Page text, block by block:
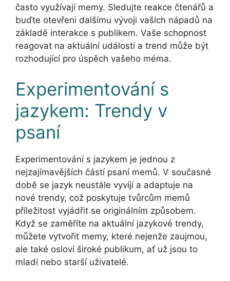
často využívají memy. Sledujte reakce čtenářů a
buďte otevřeni dalšímu vývoji vašich nápadů na
základě interakce s publikem. Vaše schopnost
reagovat na aktuální události a trend může být
rozhodující pro úspěch vašeho méma.
Experimentování s
jazykem: Trendy v
psaní
Experimentování s jazykem je jednou z
nejzajímavějších částí psaní memů. V současné
době se jazyk neustále vyvíjí a adaptuje na
nové trendy, což poskytuje tvůrcům memů
příležitost vyjádřit se originálním způsobem.
Když se zaměříte na aktuální jazykové trendy,
můžete vytvořit memy, které nejenže zaujmou,
ale také osloví široké publikum, ať už jsou to
mladí nebo starší uživatelé.